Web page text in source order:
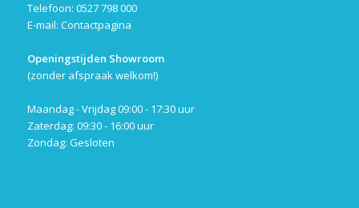
Telefoon: 0527 798 000
E-mail: Contactpagina
Openingstijden Showroom
(zonder afspraak welkom!)
Maandag - Vrijdag 09:00 - 17:30 uur
Zaterdag: 09:30 - 16:00 uur
Zondag: Gesloten